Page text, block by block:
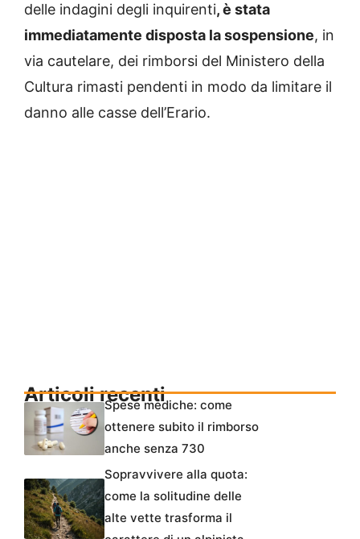
delle indagini degli inquirenti, è stata
immediatamente disposta la sospensione, in
via cautelare, dei rimborsi del Ministero della
Cultura rimasti pendenti in modo da limitare il
danno alle casse dell’Erario.
Articoli recentiSpese mediche: come
ottenere subito il rimborso
anche senza 730
Sopravvivere alla quota:
come la solitudine delle
alte vette trasforma il